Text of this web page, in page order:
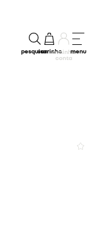
pesquisarcarrinhoa minha
conta
menu